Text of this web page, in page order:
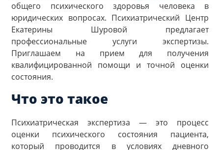
общего психического здоровья человека в
юридических вопросах. Психиатрический Центр
Екатерины Шуровой предлагает
профессиональные услуги экспертизы.
Приглашаем на прием для получения
квалифицированной помощи и точной оценки
состояния.
Что это такое
Психиатрическая экспертиза — это процесс
оценки психического состояния пациента,
который проводится в условиях дневного